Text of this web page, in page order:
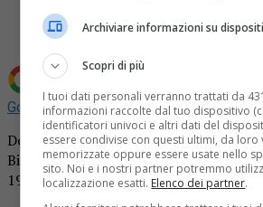
Aggiungi La Provincia di Biella
Google
Domani i mille consiglieri eletti negli 82
Biellese daranno l’assalto all’ex
1995 ha sede la Provincia, per
Archiviare informazioni su
Scopri di più
I tuoi dati personali verranno trattati da
informazioni raccolte dal tuo dispositivo
identificatori univoci e altri dati del
essere condivise con questi ultimi, da loro
memorizzate oppure essere usate nello
sito. Noi e i nostri partner potremmo
localizzazione esatti. Elenco dei partner.